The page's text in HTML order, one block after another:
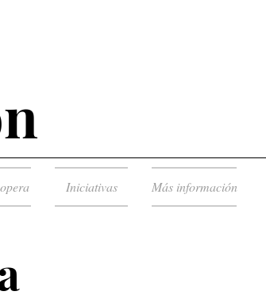
Iniciativas Más información